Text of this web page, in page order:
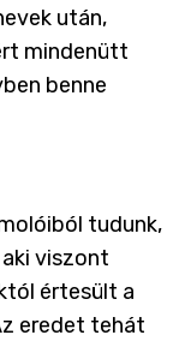
után,
mindenütt
benne
tudunk,
viszont
értesült a
eredet tehát